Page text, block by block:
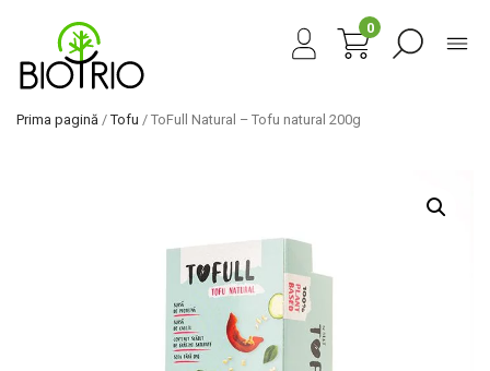
0
Prima pagină / Tofu / ToFull Natural – Tofu natural 200g